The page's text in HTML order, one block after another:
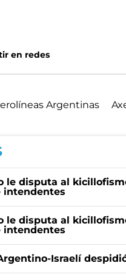
en redes
Argentinas
le disputa al
intendentes
le disputa al
intendentes
Israelí